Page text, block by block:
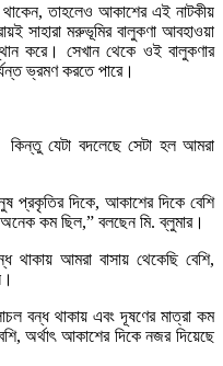
তাহলেও আকাশের এই নাটকীয়
সাহারা মরুভূমির বালুকণা আবহাওয়া
করে। সেখান থেকে ওই বালুকণার
ভ্রমণ করতে পারে।
যেটা বদলেছে সেটা হল আমরা
প্রকৃতির দিকে, আকাশের দিকে বেশি
কম ছিল,” বলছেন মি. ব্লুমার।
থাকায় আমরা বাসায় থেকেছি বেশি,
বন্ধ থাকায় এবং দূষণের মাত্রা কম
অর্থাৎ আকাশের দিকে নজর দিয়েছে